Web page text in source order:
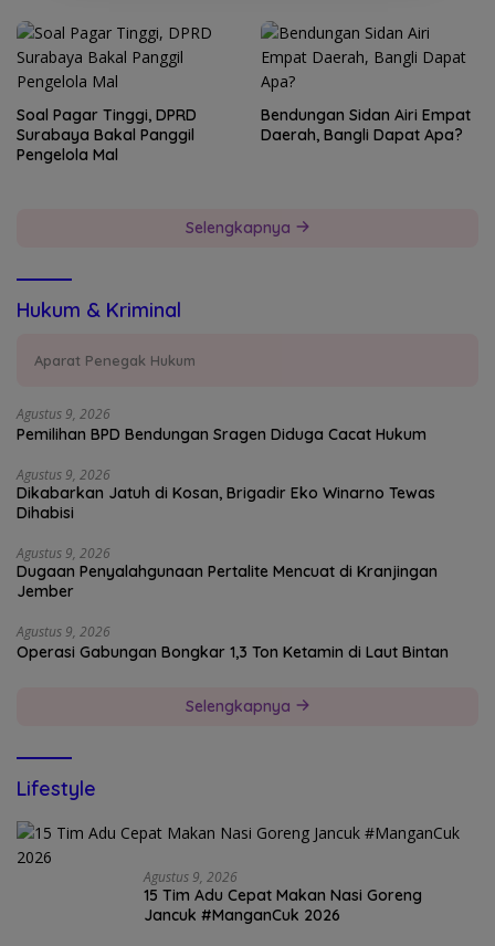
Soal Pagar Tinggi, DPRD
Surabaya Bakal Panggil
Pengelola Mal
Bendungan Sidan Airi Empat
Daerah, Bangli Dapat Apa?
Selengkapnya
Hukum & Kriminal
Aparat Penegak Hukum
Agustus 9, 2026
Pemilihan BPD Bendungan Sragen Diduga Cacat Hukum
Agustus 9, 2026
Dikabarkan Jatuh di Kosan, Brigadir Eko Winarno Tewas
Dihabisi
Agustus 9, 2026
Dugaan Penyalahgunaan Pertalite Mencuat di Kranjingan
Jember
Agustus 9, 2026
Operasi Gabungan Bongkar 1,3 Ton Ketamin di Laut Bintan
Selengkapnya
Lifestyle
Agustus 9, 2026
15 Tim Adu Cepat Makan Nasi Goreng
Jancuk #ManganCuk 2026